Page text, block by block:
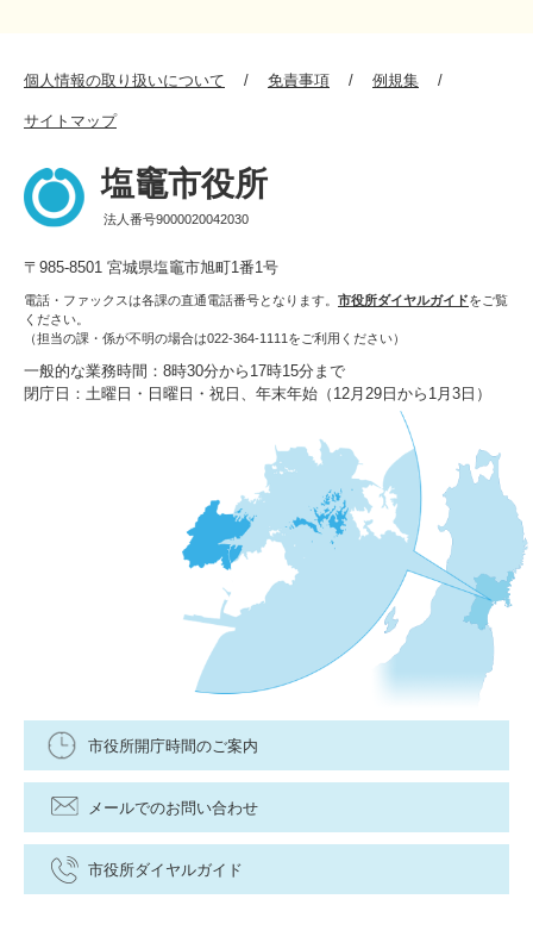
個人情報の取り扱いについて 免責事項 例規集
サイトマップ
塩竈市役所
法人番号9000020042030
〒985-8501 宮城県塩竈市旭町1番1号
電話・ファックスは各課の直通電話番号となります。 市役所ダイヤルガイドをご覧
ください。
（担当の課・係が不明の場合は022-364-1111をご利用ください）
一般的な業務時間：8時30分から17時15分まで
閉庁日：土曜日・日曜日・祝日、年末年始（12月29日から1月3日）
市役所開庁時間のご案内
メールでのお問い合わせ
市役所ダイヤルガイド